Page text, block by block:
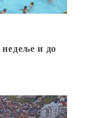
и до